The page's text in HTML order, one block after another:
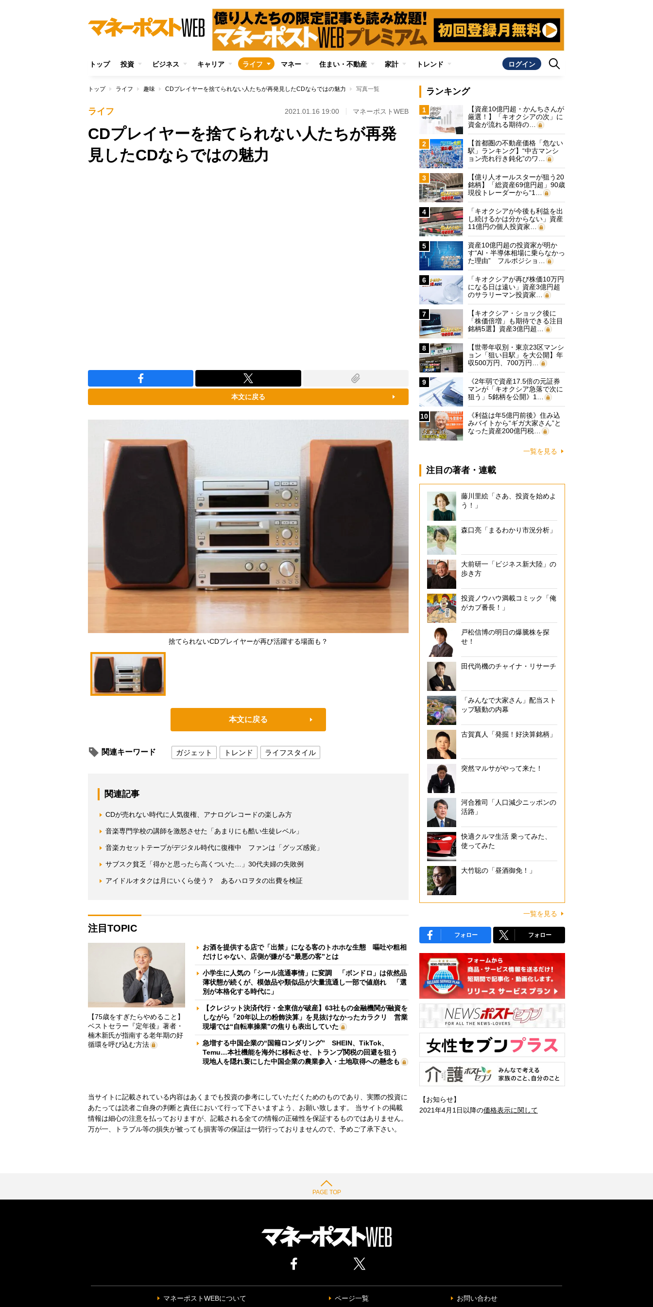
トップ 投資 ビジネス キャリア ライフ マネー 住まい・不動産 家計 トレンド ログイン
トップ ライフ 趣味 CDプレイヤーを捨てられない人たちが再発見したCDならではの魅力 写真一覧
ライフ 2021.01.16 19:00 マネーポストWEB
CDプレイヤーを捨てられない人たちが再発
見したCDならではの魅力
本文に戻る
捨てられないCDプレイヤーが再び活躍する場面も？
本文に戻る
関連キーワード ガジェット トレンド ライフスタイル
関連記事
CDが売れない時代に人気復権、アナログレコードの楽しみ方
音楽専門学校の講師を激怒させた「あまりにも酷い生徒レベル」
音楽カセットテープがデジタル時代に復権中 ファンは「グッズ感覚」
サブスク貧乏「得かと思ったら高くついた…」30代夫婦の失敗例
アイドルオタクは月にいくら使う？ あるハロヲタの出費を検証
注目TOPIC
【75歳をすぎたらやめること】
ベストセラー『定年後』著者・
楠木新氏が指南する老年期の好
循環を呼び込む方法
お酒を提供する店で「出禁」になる客のトホホな生態 嘔吐や粗相
だけじゃない、店側が嫌がる“最悪の客”とは
小学生に人気の「シール流通事情」に変調 「ボンドロ」は依然品
薄状態が続くが、模倣品や類似品が大量流通し一部で値崩れ 「選
別が本格化する時代に」
【クレジット決済代行・全東信が破産】63社もの金融機関が融資を
しながら「20年以上の粉飾決算」を見抜けなかったカラクリ 営業
現場では“自転車操業”の焦りも表出していた
急増する中国企業の“国籍ロンダリング” SHEIN、TikTok、
Temu…本社機能を海外に移転させ、トランプ関税の回避を狙う
現地人を隠れ蓑にした中国企業の農業参入・土地取得への懸念も
当サイトに記載されている内容はあくまでも投資の参考にしていただくためのものであり、実際の投資に
あたっては読者ご自身の判断と責任において行って下さいますよう、お願い致します。 当サイトの掲載
情報は細心の注意を払っておりますが、記載される全ての情報の正確性を保証するものではありません。
万が一、トラブル等の損失が被っても損害等の保証は一切行っておりませんので、予めご了承下さい。
ランキング
1
【資産10億円超・かんちさんが
厳選！】「キオクシアの次」に
資金が流れる期待の…
2
【首都圏の不動産価格「危ない
駅」ランキング】“中古マンシ
ョン売れ行き鈍化”のワ…
3
【億り人オールスターが狙う20
銘柄】「総資産69億円超」90歳
現役トレーダーから“1…
4
「キオクシアが今後も利益を出
し続けるかは分からない」資産
11億円の個人投資家…
5
資産10億円超の投資家が明か
す“AI・半導体相場に乗らなかっ
た理由” フルポジショ…
6
「キオクシアが再び株価10万円
になる日は遠い」資産3億円超
のサラリーマン投資家…
7
【キオクシア・ショック後に
「株価倍増」も期待できる注目
銘柄5選】資産3億円超…
8
【世帯年収別・東京23区マンシ
ョン「狙い目駅」を大公開】年
収500万円、700万円…
9
《2年弱で資産17.5倍の元証券
マンが「キオクシア急落で次に
狙う」5銘柄を公開》1…
10
《利益は年5億円前後》住み込
みバイトから“ギガ大家さん”と
なった資産200億円税…
一覧を見る
注目の著者・連載
藤川里絵「さあ、投資を始めよ
う！」
森口亮「まるわかり市況分析」
大前研一「ビジネス新大陸」の
歩き方
投資ノウハウ満載コミック「俺
がカブ番長！」
戸松信博の明日の爆騰株を探
せ！
田代尚機のチャイナ・リサーチ
「みんなで大家さん」配当スト
ップ騒動の内幕
古賀真人「発掘！好決算銘柄」
突然マルサがやって来た！
河合雅司「人口減少ニッポンの
活路」
快適クルマ生活 乗ってみた、
使ってみた
大竹聡の「昼酒御免！」
一覧を見る
フォロー フォロー
【お知らせ】
2021年4月1日以降の価格表示に関して
PAGE TOP
マネーポストWEBについて ページ一覧 お問い合わせ